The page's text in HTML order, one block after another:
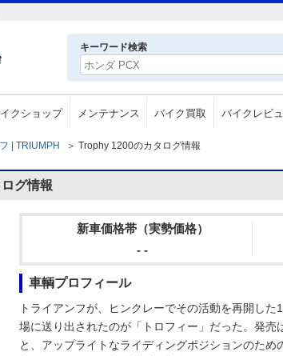
キーワード検索
クショップ メンテナンス バイク買取 バイクレビ
| TRIUMPH ＞ Trophy 1200のカタログ情報
グ情報
新車価格帯（実勢価格）
- -
車輌プロフィール
トライアンフが、ヒンクレーでその活動を再開し
場に送り出されたのが「トロフィー」だった。発
と、アップライトなライディングポジションのた